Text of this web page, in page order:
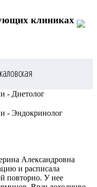
клиниках
- Диетолог
- Эндокринолог
Александровна
и расписала
повторно. У нее